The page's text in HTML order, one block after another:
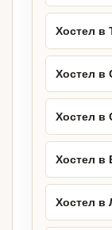
Хостел в
Хостел в
Хостел в
Хостел в
Хостел в